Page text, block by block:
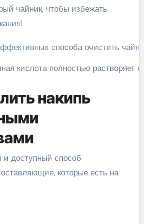
чайник, чтобы избежать
кислота полностью растворяет
накипь
доступный способ
которые есть на